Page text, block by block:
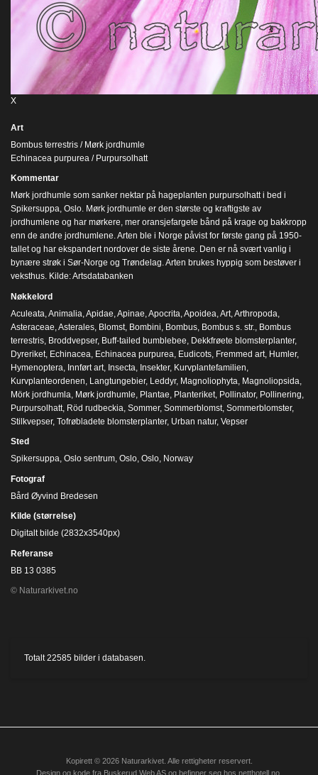
X
Art
Bombus terrestris / Mørk jordhumle
Echinacea purpurea / Purpursolhatt
Kommentar
Mørk jordhumle som sanker nektar på hageplanten purpursolhatt i bed i
Spikersuppa, Oslo. Mørk jordhumle er den største og kraftigste av
jordhumlene og har mørkere, mer oransjefargete bånd på krage og bakkropp
enn de andre jordhumlene. Arten ble i Norge påvist for første gang på 1950-
tallet og har ekspandert nordover de siste årene. Den er nå svært vanlig i
bynære strøk i Sør-Norge og Trøndelag. Arten brukes hyppig som bestøver i
veksthus. Kilde: Artsdatabanken
Nøkkelord
Aculeata Animalia Apidae Apinae Apocrita Apoidea Art Arthropoda
Asteraceae Asterales Blomst Bombini Bombus Bombus s. str.
Bombus
terrestris Broddvepser, Buff-tailed bumblebee Dekkfrøete blomsterplanter,
Dyreriket Echinacea Echinacea purpurea Eudicots Fremmed art Humler,
Hymenoptera Innført art Insecta Insekter, Kurvplantefamilien
Kurvplanteordenen Langtungebier, Leddyr, Magnoliophyta Magnoliopsida
Mörk jordhumla Mørk jordhumle Plantae Planteriket Pollinator, Pollinering
Purpursolhatt Röd rudbeckia Sommer, Sommerblomst Sommerblomster,
Stilkvepser, Tofrøbladete blomsterplanter, Urban natur, Vepser
Sted
Spikersuppa, Oslo sentrum, Oslo, Oslo, Norway
Fotograf
Bård Øyvind Bredesen
Kilde (størrelse)
Digitalt bilde (2832x3540px)
Referanse
BB 13 0385
© Naturarkivet.no
Totalt22585 bilder i databasen.
Kopirett © 2026 Naturarkivet. Alle rettigheter reservert.
Design og kode fra Buskerud Web AS og befinner seg hos netthotell.no